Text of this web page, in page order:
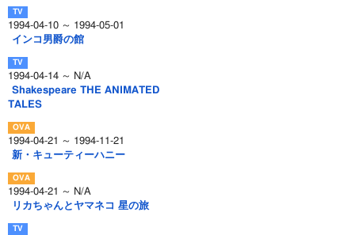
1994-04-10 ～ 1994-05-01
インコ男爵の館
1994-04-14 ～ N/A
Shakespeare THE ANIMATED
TALES
1994-04-21 ～ 1994-11-21
新・キューティーハニー
1994-04-21 ～ N/A
リカちゃんとヤマネコ 星の旅